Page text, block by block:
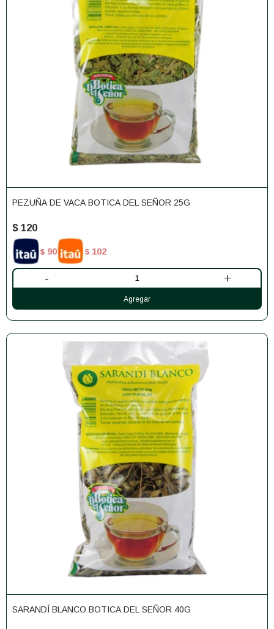
PEZUÑA DE VACA BOTICA DEL SEÑOR 25G
$ 120
$ 90 $ 102
- +
SARANDÍ BLANCO BOTICA DEL SEÑOR 40G